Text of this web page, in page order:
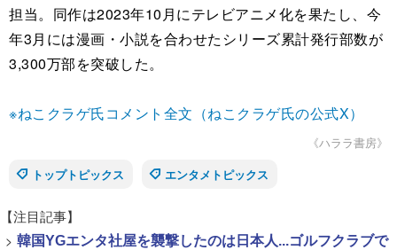
担当。同作は2023年10月にテレビアニメ化を果たし、今
年3月には漫画・小説を合わせたシリーズ累計発行部数が
3,300万部を突破した。
※ねこクラゲ氏コメント全文（ねこクラゲ氏の公式X）
《ハララ書房》
トップトピックス
エンタメトピックス
【注目記事】
> 韓国YGエンタ社屋を襲撃したのは日本人...ゴルフクラブで